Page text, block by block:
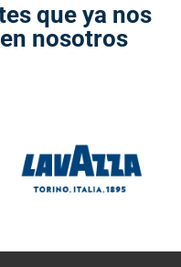
que ya nos
nosotros